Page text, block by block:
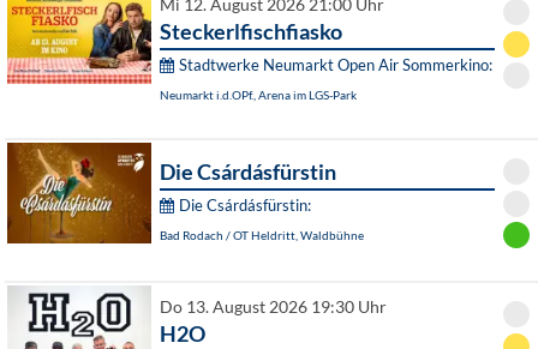
Mi 12. August 2026 21:00 Uhr
Steckerlfischfiasko
Stadtwerke Neumarkt Open Air Sommerkino:
Neumarkt i.d.OPf., Arena im LGS-Park
Die Csárdásfürstin
Die Csárdásfürstin:
Bad Rodach / OT Heldritt, Waldbühne
Do 13. August 2026 19:30 Uhr
H2O